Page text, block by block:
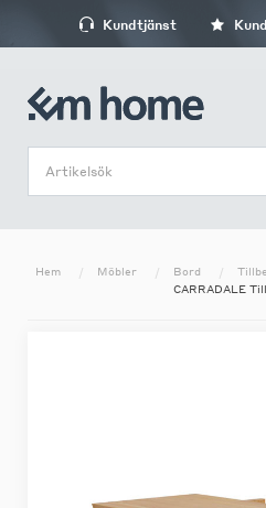
Kundtjänst
Hem Möbler Bord
CARRADALE